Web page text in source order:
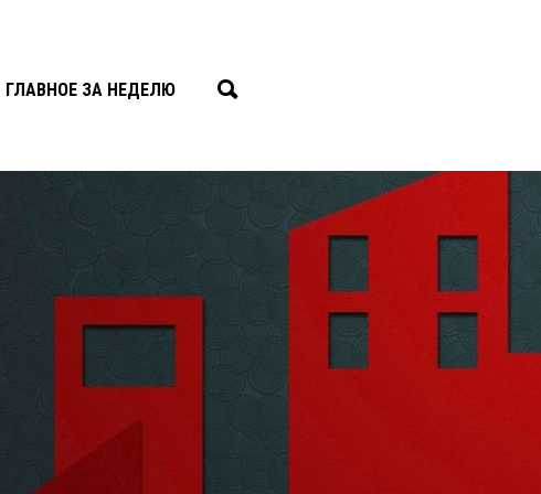
ГЛАВНОЕ ЗА НЕДЕЛЮ